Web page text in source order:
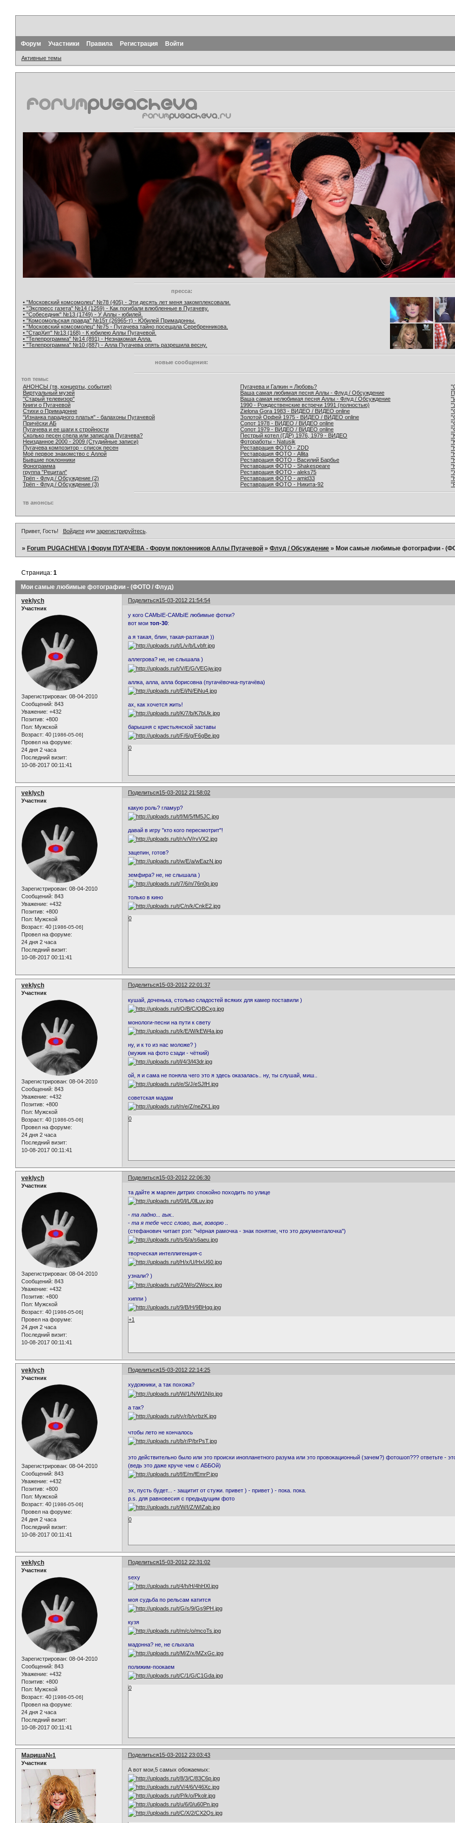
Форум Участники Правила Регистрация Войти
Активные темы
пресса:
• "Московский комсомолец" №78 (405) - Эти десять лет меня закомплексовали.
• "Экспресс газета" №14 (1259) - Как погибали влюбленные в Пугачеву.
• "Собеседник" №13 (1749) - У Аллы - юбилей.
• "Комсомольская правда" №15т (26965-т) - Юбилей Примадонны.
• "Московский комсомолец" №75 - Пугачева тайно посещала Серебренникова.
• "СтарХит" №13 (168) - К юбилею Аллы Пугачевой.
• "Телепрограмма" №14 (891) - Незнакомая Алла.
• "Телепрограмма" №10 (887) - Алла Пугачева опять разрешила весну.
новые сообщения:
топ темы:
АНОНСЫ (тв, концерты, события)
Виртуальный музей
"Старый телевизор"
Книги о Пугачевой
Стихи о Примадонне
"Изнанка парадного платья" - балахоны Пугачевой
Причёски АБ
Пугачева и ее шаги к стройности
Сколько песен спела или записала Пугачева?
Неизданное 2000 - 2009 (Студийные записи)
Пугачева композитор - список песен
Моё первое знакомство с Аллой
Бывшие поклонники
Фонограмма
группа "Рецитал"
Трёп - Флуд / Обсуждение (2)
Трёп - Флуд / Обсуждение (3)
Пугачева и Галкин = Любовь?
Ваша самая любимая песня Аллы - Флуд / Обсуждение
Ваша самая нелюбимая песня Аллы - Флуд / Обсуждение
1990 - Рождественские встречи 1991 (полностью)
Zielona Gora 1983 - ВИДЕО / ВИДЕО online
Золотой Орфей 1975 - ВИДЕО / ВИДЕО online
Сопот 1978 - ВИДЕО / ВИДЕО online
Сопот 1979 - ВИДЕО / ВИДЕО online
Пестрый котел (ГДР) 1976, 1979 - ВИДЕО
Фотоработы - Natusik
Реставрация ФОТО - ZDD
Реставрация ФОТО - Allita
Реставрация ФОТО - Василий Барбье
Реставрация ФОТО - Shakespeare
Реставрация ФОТО - aleks75
Реставрация ФОТО - amid33
Реставрация ФОТО - Никита-92
тв анонсы:
Привет, Гость! Войдитеили зарегистрируйтесь.
»Forum PUGACHEVA | Форум ПУГАЧЕВА - Форум поклонников Аллы Пугачевой »Флуд / Обсуждение »Мои самые любимые фотографии -
Мои самые любимые фотографии - (ФОТО / Флуд)
Страница:1
Поделиться15-03-2012 21:54:54
veklych
Участник
Зарегистрирован: 08-04-2010
Сообщений: 843
Уважение: +432
Позитив: +800
Пол: Мужской
Возраст: 40 [1986-05-06]
Провел на форуме:
24 дня 2 часа
Последний визит:
10-08-2017 00:11:41
у кого САМЫЕ-САМЫЕ любимые фотки?
вот моитоп-30:
а я такая, блин, такая-разтакая ))
аллегрова? не, не слышала )
аллка, алла, алла борисовна (пугачёвочка-пугачёва)
ах, как хочется жить!
барышня с кристьянской заставы
0
Поделиться15-03-2012 21:58:02
veklych
Участник
Зарегистрирован: 08-04-2010
Сообщений: 843
Уважение: +432
Позитив: +800
Пол: Мужской
Возраст: 40 [1986-05-06]
Провел на форуме:
24 дня 2 часа
Последний визит:
10-08-2017 00:11:41
какую роль? гламур?
давай в игру "кто кого пересмотрит"!
зацепин, готов?
земфира? не, не слышала )
только в кино
0
Поделиться15-03-2012 22:01:37
veklych
Участник
Зарегистрирован: 08-04-2010
Сообщений: 843
Уважение: +432
Позитив: +800
Пол: Мужской
Возраст: 40 [1986-05-06]
Провел на форуме:
24 дня 2 часа
Последний визит:
10-08-2017 00:11:41
кушай, доченька, столько сладостей всяких для камер поставили )
монологи-песни на пути к свету
ну, и к то из нас моложе? )
(мужик на фото сзади - чёткий)
ой, я и сама не поняла чего это я здесь оказалась.. ну, ты слушай, миш..
советская мадам
0
Поделиться15-03-2012 22:06:30
veklych
Участник
Зарегистрирован: 08-04-2010
Сообщений: 843
Уважение: +432
Позитив: +800
Пол: Мужской
Возраст: 40 [1986-05-06]
Провел на форуме:
24 дня 2 часа
Последний визит:
10-08-2017 00:11:41
та дайте ж марлен дитрих спокойно походить по улице
-та ладно... гык..
-та я тебе чесс слово, гык, говорю
(стефанович читает рэп: ''чёрная рамочка - знак понятие, что это документалочка'')
творческая интеллигенция-с
узнали? )
хиппи )
+1
Поделиться15-03-2012 22:14:25
veklych
Участник
Зарегистрирован: 08-04-2010
Сообщений: 843
Уважение: +432
Позитив: +800
Пол: Мужской
Возраст: 40 [1986-05-06]
Провел на форуме:
24 дня 2 часа
Последний визит:
10-08-2017 00:11:41
художники, а так похожа?
а так?
чтобы лето не кончалось
это действительно было или это происки инопланетного разума или это провокационный (зачем?) фотошоп??? ответьте -
(ведь это даже круче чем с АББОй)
эх, пусть будет... - защитит от стужи. привет ) - привет ) - пока. пока.
p.s. для равновесия с предыдущим фото
0
Поделиться15-03-2012 22:31:02
veklych
Участник
Зарегистрирован: 08-04-2010
Сообщений: 843
Уважение: +432
Позитив: +800
Пол: Мужской
Возраст: 40 [1986-05-06]
Провел на форуме:
24 дня 2 часа
Последний визит:
10-08-2017 00:11:41
sexy
моя судьба по рельсам катится
кузя
мадонна? не, не слыхала
полижим-поокаем
0
Поделиться15-03-2012 23:03:43
Мариша№1
Участник
А вот мои,5 самых обожаемых: